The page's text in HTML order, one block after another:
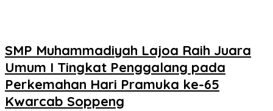
SMP Muhammadiyah Lajoa Raih Juara
Umum I Tingkat Penggalang pada
Perkemahan Hari Pramuka ke-65
Kwarcab Soppeng